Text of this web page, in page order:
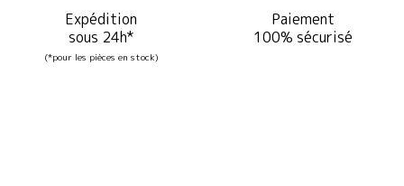
Expédition
sous 24h*
(*pour les pièces en stock)
Paiement
100% sécurisé